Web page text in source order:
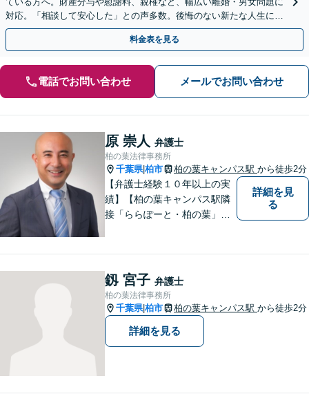
対応。「相談して安心した」との声多数。後悔のない新たな人生に向
けて、ご希望をじっくり伺いサポートします。
料金表を見る
電話でお問い合わせ メールでお問い合わせ
原 崇人 弁護士
柏の葉法律事務所
千葉県|柏市 柏の葉キャンパス駅 から徒歩2分
【弁護士経験１０年以上の実
績】【柏の葉キャンパス駅隣
接「ららぽーと・柏の葉」
詳細を見
る
釼 宮子 弁護士
柏の葉法律事務所
千葉県|柏市 柏の葉キャンパス駅 から徒歩2分
詳細を見る